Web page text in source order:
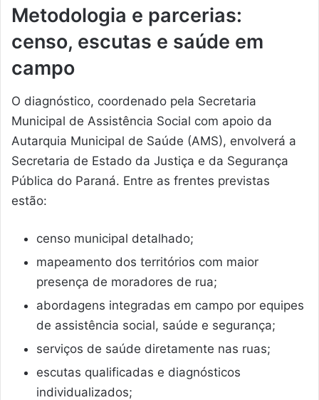
Metodologia e parcerias:
censo, escutas e saúde em
campo
O diagnóstico, coordenado pela Secretaria
Municipal de Assistência Social com apoio da
Autarquia Municipal de Saúde (AMS), envolverá a
Secretaria de Estado da Justiça e da Segurança
Pública do Paraná. Entre as frentes previstas
estão:
censo municipal detalhado;
mapeamento dos territórios com maior
presença de moradores de rua;
abordagens integradas em campo por equipes
de assistência social, saúde e segurança;
serviços de saúde diretamente nas ruas;
escutas qualificadas e diagnósticos
individualizados;